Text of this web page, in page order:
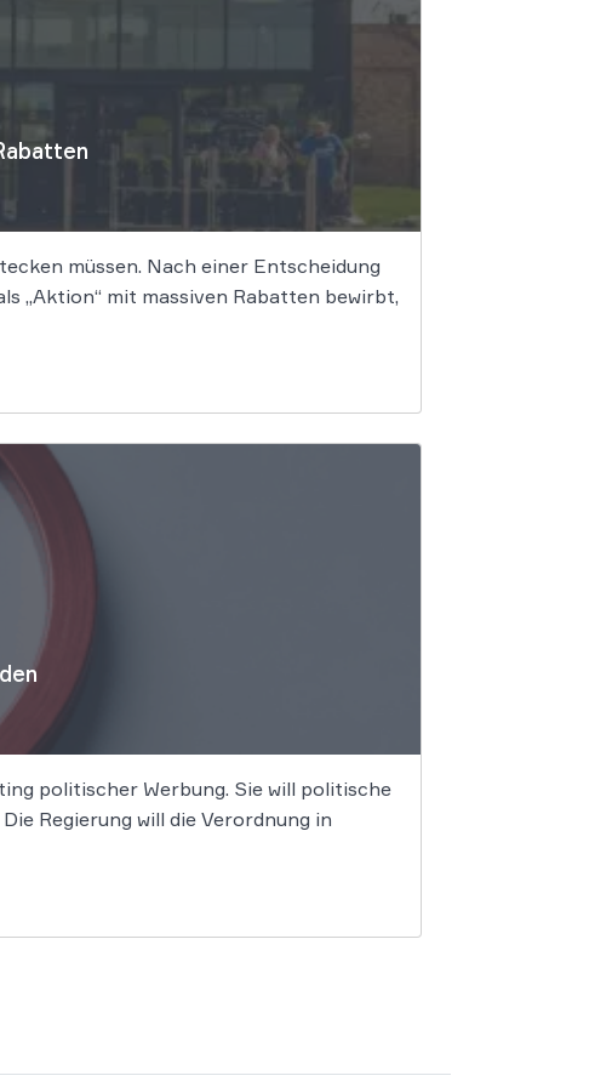
müssen. Nach einer Entscheidung
„Aktion“ mit massiven Rabatten bewirbt,
politischer Werbung. Sie will politische
Regierung will die Verordnung in